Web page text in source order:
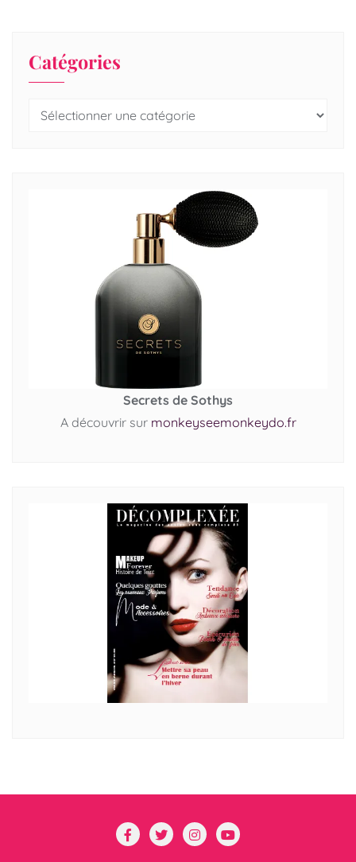
Catégories
Secrets de Sothys
A découvrir sur monkeyseemonkeydo.fr